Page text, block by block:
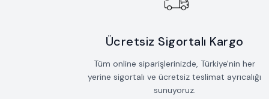
Ücretsiz Sigortalı Kargo
Tüm online siparişlerinizde, Türkiye'nin her
yerine sigortalı ve ücretsiz teslimat ayrıcalığı
sunuyoruz.